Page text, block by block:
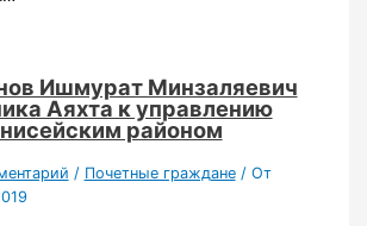
Ишмурат Минзаляевич
Аяхта к управлению
районом
/ Почетные граждане/ От